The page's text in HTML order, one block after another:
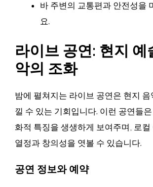
바 주변의 교통편과 안전성을
요.
라이브 공연: 현지 예
악의 조화
밤에 펼쳐지는 라이브 공연은 현지 음
낄 수 있는 기회입니다. 이런 공연들
화적 특징을 생생하게 보여주며, 로컬
열정과 창의성을 엿볼 수 있습니다.
공연 정보와 예약